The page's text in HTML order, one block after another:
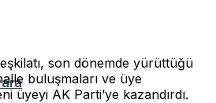
son dönemde yürüttüğü
buluşmaları ve üye
üyeyi AK Parti’ye kazandırdı.